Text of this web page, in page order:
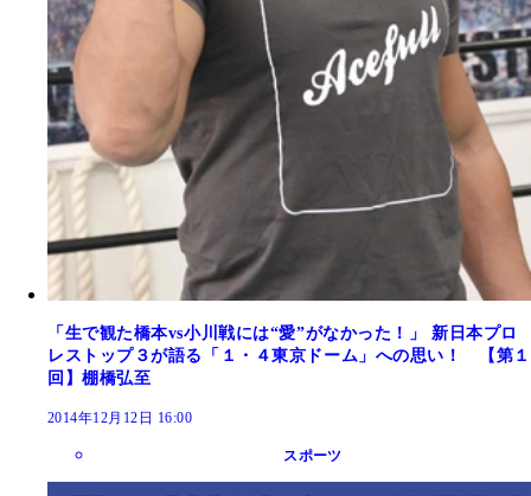
「生で観た橋本vs小川戦には“愛”がなかった！」 新日本プロ
レストップ３が語る「１・４東京ドーム」への思い！ 【第１
回】棚橋弘至
2014年12月12日 16:00
スポーツ